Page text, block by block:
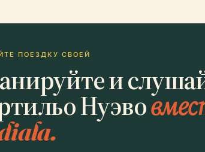
ПОЕЗДКУ СВОЕЙ
и
Нуэво